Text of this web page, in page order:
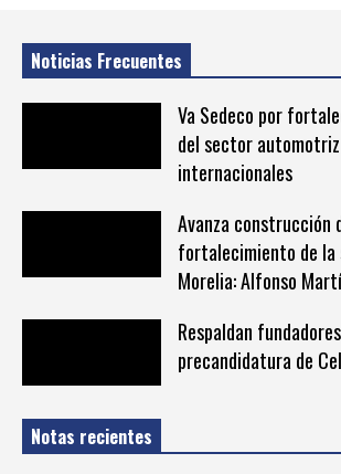
Noticias Frecuentes
Va Sedeco por
del sector
internacionales
Avanza construcción
fortalecimiento de la
Morelia: Alfonso
Respaldan
precandidatura de
Notas recientes